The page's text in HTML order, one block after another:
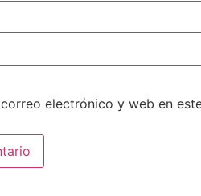
electrónico y web en